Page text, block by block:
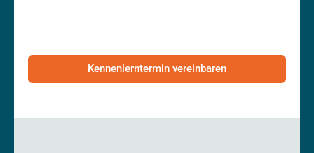
Kennenlerntermin vereinbaren